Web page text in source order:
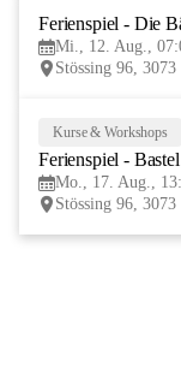
Ferienspiel - Die
Mi., 12. Aug.,
Stössing 96,
Kurse & Workshops
Ferienspiel -
Mo., 17. Aug.,
Stössing 96,